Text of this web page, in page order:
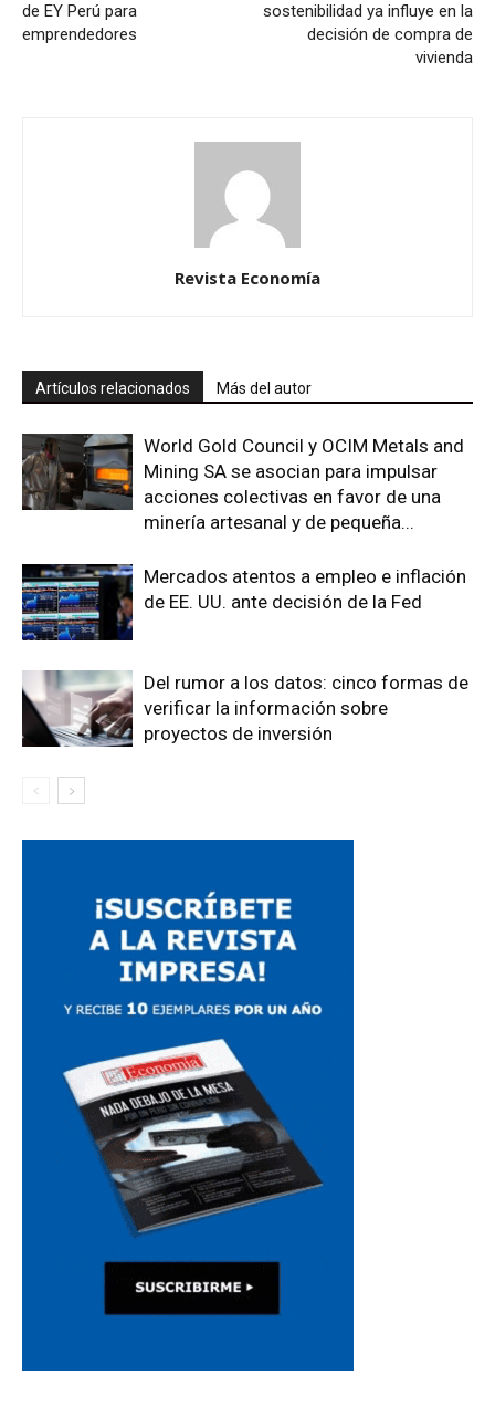
de EY Perú para
emprendedores
sostenibilidad ya influye en la
decisión de compra de
vivienda
Revista Economía
Artículos relacionados Más del autor
World Gold Council y OCIM Metals and
Mining SA se asocian para impulsar
acciones colectivas en favor de una
minería artesanal y de pequeña...
Mercados atentos a empleo e inflación
de EE. UU. ante decisión de la Fed
Del rumor a los datos: cinco formas de
verificar la información sobre
proyectos de inversión